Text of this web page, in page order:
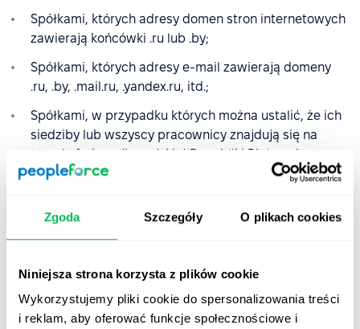
Zgoda Szczegóły O plikach cookies
Niniejsza strona korzysta z plików cookie
Wykorzystujemy pliki cookie do spersonalizowania treści
i reklam, aby oferować funkcje społecznościowe i
Spółkami, których adresy domen stron internetowych
zawierają końcówki .ru lub .by;
Spółkami, których adresy e-mail zawierają domeny
.ru, .by, .mail.ru, .yandex.ru, itd.;
Spółkami, w przypadku których można ustalić, że ich
siedziby lub wszyscy pracownicy znajdują się na
terenie federacji rosyjskiej/Republiki Białorusi;
Spółkami, które zarejestrowały się lub zmieniły adres
rosyjska/Republika Białorusi, ale nadal prowadzą
działalność na terenie tych państw.
i reputacji potencjalnego klienta w celu podjęcia decyzji
o współpracy. W przypadku gdy PeopleForce poweźmie